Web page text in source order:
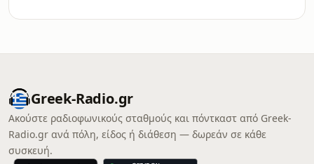
Greek-Radio.gr
Ακούστε ραδιοφωνικούς σταθμούς και πόντκαστ από Greek-
Radio.gr ανά πόλη, είδος ή διάθεση — δωρεάν σε κάθε
συσκευή.